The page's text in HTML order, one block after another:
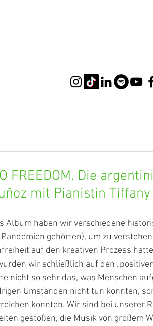
FREEDOM. Die
mit Pianistin
Album haben wir verschiedene
gehörten), um zu
auf den kreativen Prozess
wir schließlich auf den
nicht so sehr das, was Menschen
Umständen nicht tun konnten,
konnten. Wir sind bei unserer
gestoßen, die Musik von großem